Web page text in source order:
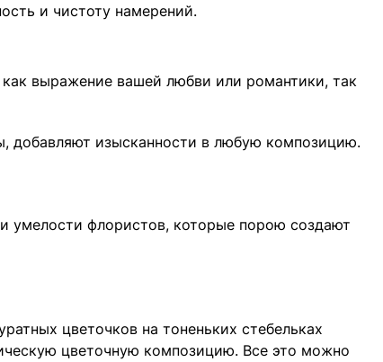
и чистоту намерений.
выражение вашей любви или романтики, так
добавляют изысканности в любую композицию.
умелости флористов, которые порою создают
цветочков на тоненьких стебельках
цветочную композицию. Все это можно